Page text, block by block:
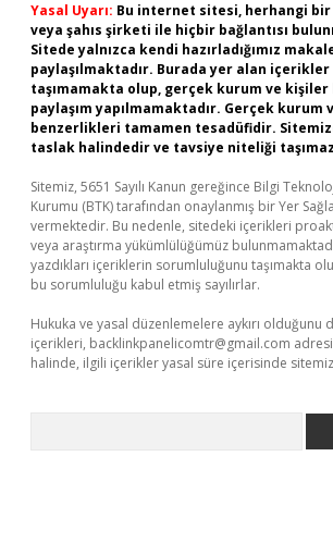
Yasal Uyarı: Bu internet sitesi, herhangi
veya şahıs şirketi ile hiçbir bağlantısı
Sitede yalnızca kendi hazırladığımız
paylaşılmaktadır. Burada yer alan
taşımamakta olup, gerçek kurum ve kişiler
paylaşım yapılmamaktadır. Gerçek kurum
benzerlikleri tamamen tesadüfidir.
taslak halindedir ve tavsiye niteliği
Sitemiz, 5651 Sayılı Kanun gereğince Bilgi
Kurumu (BTK) tarafından onaylanmış bir Yer
vermektedir. Bu nedenle, sitedeki içerikleri
veya araştırma yükümlülüğümüz
yazdıkları içeriklerin sorumluluğunu taşımakta
bu sorumluluğu kabul etmiş sayılırlar.
Hukuka ve yasal düzenlemelere aykırı olduğunu
içerikleri, backlinkpanelicomtr@gmail.com
halinde, ilgili içerikler yasal süre içerisinde